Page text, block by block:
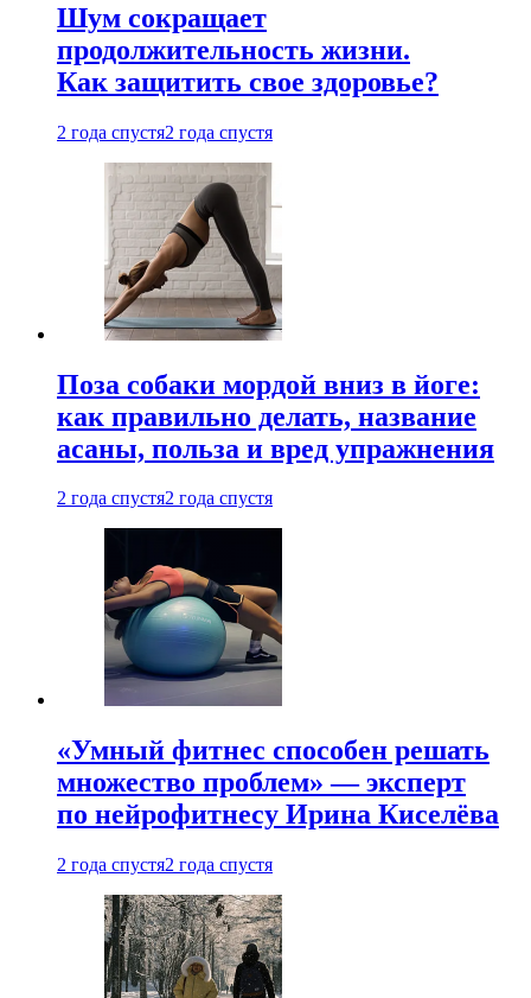
Шум сокращает
продолжительность жизни.
Как защитить свое здоровье?
2 года спустя2 года спустя
Поза собаки мордой вниз в йоге:
как правильно делать, название
асаны, польза и вред упражнения
2 года спустя2 года спустя
«Умный фитнес способен решать
множество проблем» — эксперт
по нейрофитнесу Ирина Киселёва
2 года спустя2 года спустя